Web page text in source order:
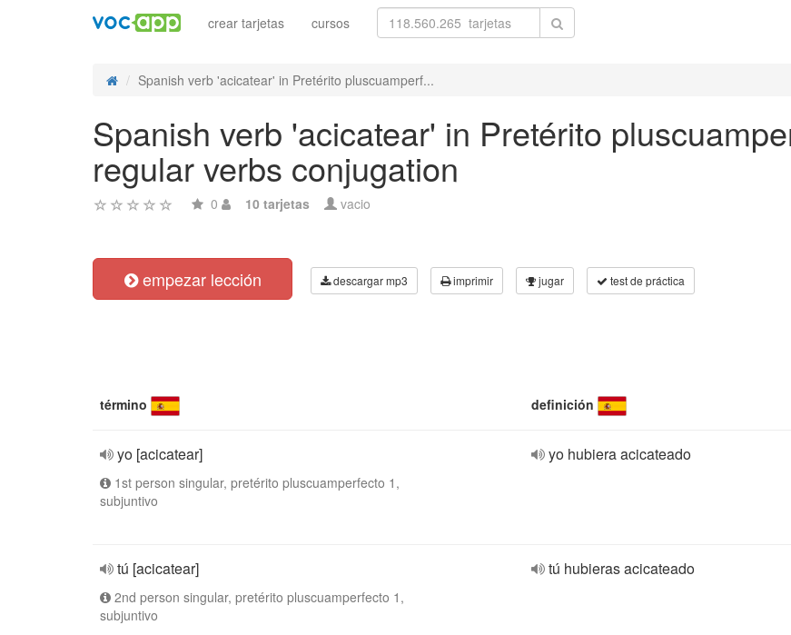
crear tarjetas cursos
Spanish verb 'acicatear' in Pretérito pluscuamperf...
Spanish verb 'acicatear' in Pretérito
regular verbs conjugation
0 10 tarjetas vacio
empezar lección descargar mp3 imprimir jugar test de práctica
término definición
yo [acicatear]
1st person singular, pretérito pluscuamperfecto 1,
subjuntivo
yo hubiera acicateado
tú [acicatear]
2nd person singular, pretérito pluscuamperfecto 1,
subjuntivo
tú hubieras acicateado